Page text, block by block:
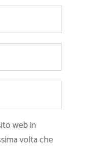
web in
volta che